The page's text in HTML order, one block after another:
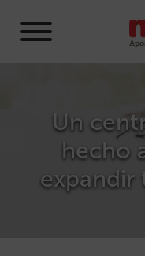
Un
hecho
expandir